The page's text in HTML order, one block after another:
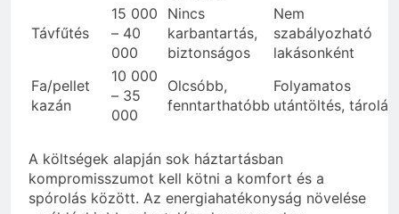
Távfűtés
15 000
– 40
000
Nincs
karbantartás,
biztonságos
Nem
szabályozható
lakásonként
Fa/pellet
kazán
10 000
– 35
000
Olcsóbb,
fenntarthatóbb
Folyamatos
utántöltés, tárolás
A költségek alapján sok háztartásban
kompromisszumot kell kötni a komfort és a
spórolás között. Az energiahatékonyság növelése